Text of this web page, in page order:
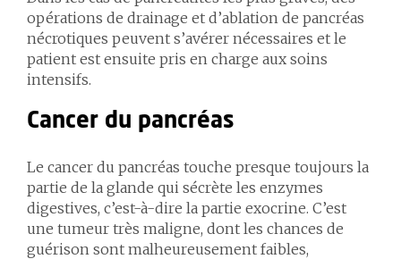
opérations de drainage et d’ablation de pancréas
nécrotiques peuvent s’avérer nécessaires et le
patient est ensuite pris en charge aux soins
intensifs.
Cancer du pancréas
Le cancer du pancréas touche presque toujours la
partie de la glande qui sécrète les enzymes
digestives, c’est-à-dire la partie exocrine. C’est
une tumeur très maligne, dont les chances de
guérison sont malheureusement faibles,